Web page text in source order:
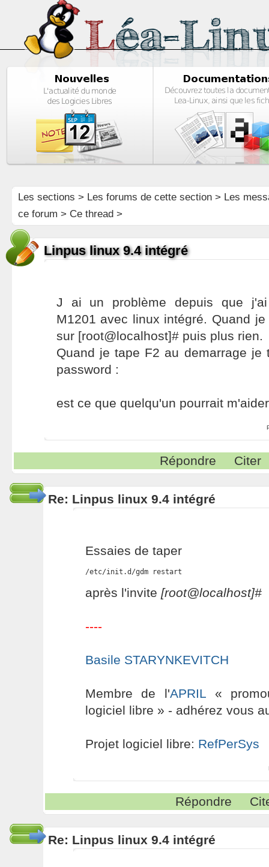
Les sections > Les forums de cette section> Les
ce forum > Ce thread >
Linpus linux 9.4 intégré
J ai un problème depuis que
M1201 avec linux intégré. Quand
sur [root@localhost]# puis plus rien.
Quand je tape F2 au demarrage je
password :
est ce que quelqu'un pourrait
Répondre Citer
Re: Linpus linux 9.4 intégré
Essaies de taper
/etc/init.d/gdm restart
après l'invite [root@localhost]#
----
Basile STARYNKEVITCH
Membre de l'APRIL «
logiciel libre » - adhérez vous
Projet logiciel libre: RefPerSys
Répondre
Re: Linpus linux 9.4 intégré